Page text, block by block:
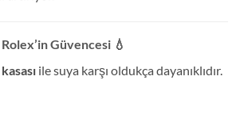
Güvencesi 💧
ile suya karşı oldukça dayanıklıdır.